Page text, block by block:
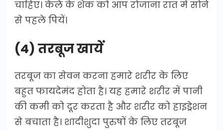
चाहिए। केले के शेक को आप रोजाना रात में सोने
से पहले पियें।
(4) तरबूज खायें
तरबूज का सेवन करना हमारे शरीर के लिए
बहुत फायदेमंद होता है। यह हमारे शरीर में पानी
की कमी को दूर करता है और शरीर को हाइड्रेशन
से बचाता है। शादीशुदा पुरुषों के लिए तरबूज